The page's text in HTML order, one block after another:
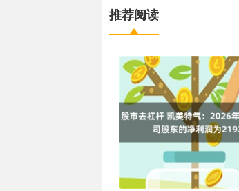
推荐阅读